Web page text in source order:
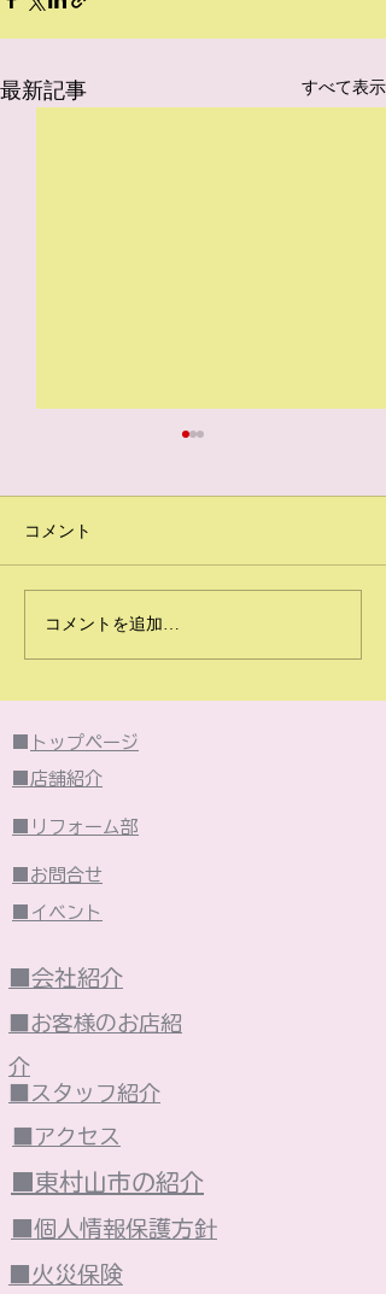
最新記事 すべて表示
2026年6月のイベント
は・・・
コメント
コメントを追加…
トップページ
■店舗紹介
■リフォーム部
■お問合せ
■イベント
■会社紹介
■お客様のお店紹
介
■スタッフ紹介
■アクセス
■東村山市の紹介
■個人情報保護方針
■火災保険